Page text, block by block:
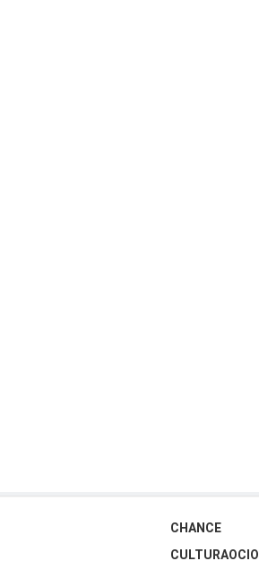
CHANCE
CULTURAOCIO